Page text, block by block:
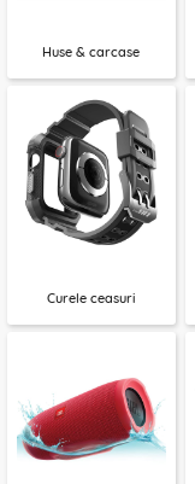
Huse & carcase
Curele ceasuri